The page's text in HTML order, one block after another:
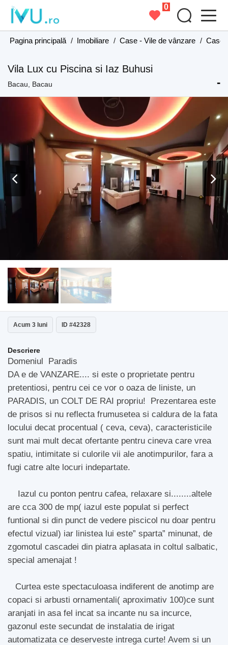
0
Pagina principală / Imobiliare / Case - Vile de vânzare / Case
Vila Lux cu Piscina si Iaz Buhusi
Bacau, Bacau -
Acum 3 luni ID #42328
Descriere
Domeniul Paradis
DA e de VANZARE.... si este o proprietate pentru
pretentiosi, pentru cei ce vor o oaza de liniste, un
PARADIS, un COLT DE RAI propriu! Prezentarea este
de prisos si nu reflecta frumusetea si caldura de la fata
locului decat procentual ( ceva, ceva), caracteristicile
sunt mai mult decat ofertante pentru cineva care vrea
spatiu, intimitate si culorile vii ale anotimpurilor, fara a
fugi catre alte locuri indepartate.
Iazul cu ponton pentru cafea, relaxare si........altele
are cca 300 de mp( iazul este populat si perfect
funtional si din punct de vedere piscicol nu doar pentru
efectul vizual) iar linistea lui este” sparta” minunat, de
zgomotul cascadei din piatra aplasata in coltul salbatic,
special amenajat !
Curtea este spectaculoasa indiferent de anotimp are
copaci si arbusti ornamentali( aproximativ 100)ce sunt
aranjati in asa fel incat sa incante nu sa incurce,
gazonul este secundat de instalatia de irigat
automatizata ce deserveste intrega curte! Avem si un